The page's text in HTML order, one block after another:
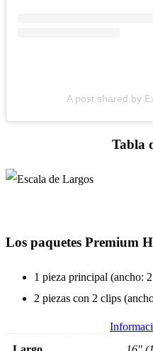
A post shared by
Tabla
Los paquetes Premium
1 pieza principal (ancho:
2 piezas con 2 clips